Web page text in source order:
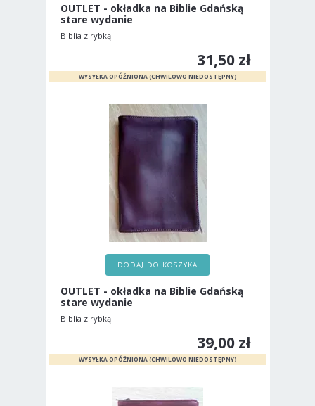
OUTLET - okładka na Biblie Gdańską
stare wydanie
Biblia z rybką
31,50 zł
DODAJ DO KOSZYKA
OUTLET - okładka na Biblie Gdańską
stare wydanie
Biblia z rybką
39,00 zł